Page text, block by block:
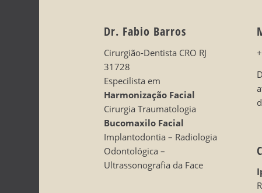
Dr. Fabio Barros
Cirurgião-Dentista CRO RJ
31728
Especilista em
Harmonização Facial
Cirurgia Traumatologia
Bucomaxilo Facial
Implantodontia – Radiologia
Odontológica –
Ultrassonografia da Face